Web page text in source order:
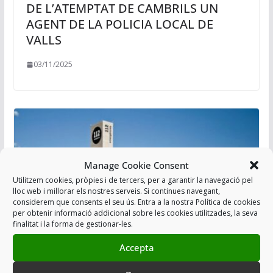
Manage Cookie Consent
Utilitzem cookies, pròpies i de tercers, per a garantir la navegació pel
lloc web i millorar els nostres serveis. Si continues navegant,
considerem que consents el seu ús. Entra a la nostra Política de cookies
per obtenir informació addicional sobre les cookies utilitzades, la seva
finalitat i la forma de gestionar-les.
Accepta
DE L’ATEMPTAT DE CAMBRILS UN
AGENT DE LA POLICIA LOCAL DE
VALLS
03/11/2025
NO PRIORITZAR LA SALA 112 DE REUS